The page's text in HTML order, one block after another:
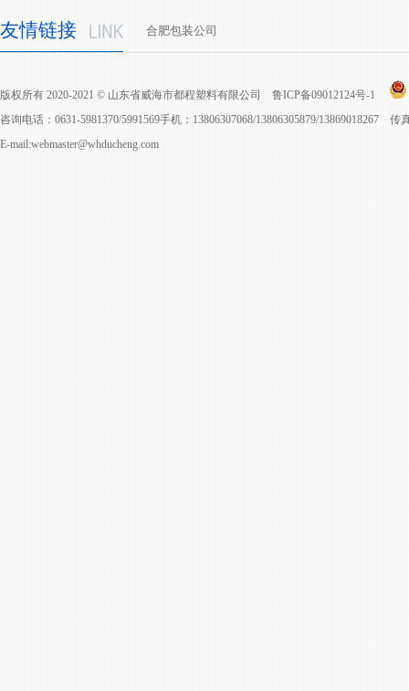
友情链接 合肥包装公司
版权所有 2020-2021 © 山东省威海市都程塑料有限公司 鲁ICP备09012124号-1
咨询电话：0631-5981370/5991569手机：13806307068/13806305879/13869018267
E-mail:webmaster@whducheng.com